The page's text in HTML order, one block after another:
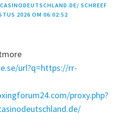
SCHREEF
2026 OM 06:02:52
url?q=https://rr-
proxy.php?